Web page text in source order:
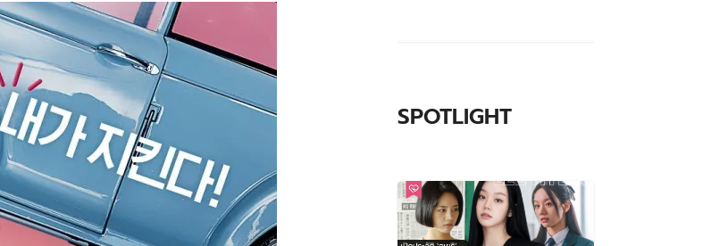
หนึ่งแฟนเก่าของเธอซึ่งเป็นศาสตราจารย์ผู้ผลิตหุ่น
เป็นหุ่นยนต์อาจีทรีเป็นการชั่วคราว เธอถูกส่งตัวไปที่
หมดทุกอย่าง แต่เขากลับเป็นโรคภูมิแพ้มนุษย์
SPOTLIGHT